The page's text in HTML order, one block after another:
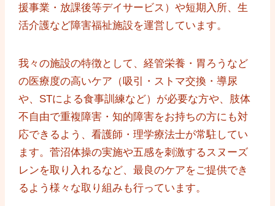
援事業・放課後等デイサービス）や短期入所、生
活介護など障害福祉施設を運営しています。
我々の施設の特徴として、経管栄養・胃ろうなど
の医療度の高いケア（吸引・ストマ交換・導尿
や、STによる食事訓練など）が必要な方や、肢体
不自由で重複障害・知的障害をお持ちの方にも対
応できるよう、看護師・理学療法士が常駐してい
ます。菅沼体操の実施や五感を刺激するスヌーズ
レンを取り入れるなど、最良のケアをご提供でき
るよう様々な取り組みも行っています。